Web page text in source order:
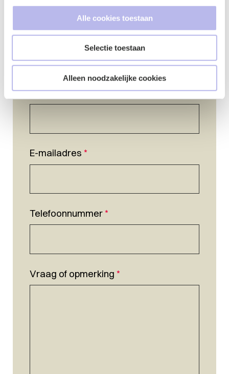
Alle cookies toestaan
Selectie toestaan
Alleen noodzakelijke cookies
Naam*
E-mailadres *
Telefoonnummer*
Vraag of opmerking *